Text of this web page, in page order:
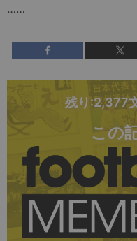
……
残り:2,377
この